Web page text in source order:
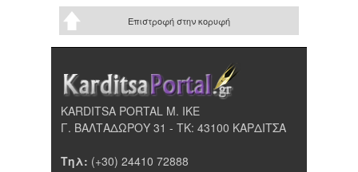
Επιστροφή στην κορυφή
KARDITSA PORTAL Μ. ΙΚΕ
Γ. ΒΑΛΤΑΔΩΡΟΥ 31 - ΤΚ: 43100 ΚΑΡΔΙΤΣΑ
Τηλ: (+30) 24410 72888